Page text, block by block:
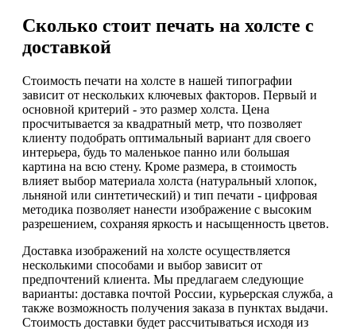
Сколько стоит печать на холсте с
доставкой
Стоимость печати на холсте в нашей типографии
зависит от нескольких ключевых факторов. Первый и
основной критерий - это размер холста. Цена
просчитывается за квадратный метр, что позволяет
клиенту подобрать оптимальный вариант для своего
интерьера, будь то маленькое панно или большая
картина на всю стену. Кроме размера, в стоимость
влияет выбор материала холста (натуральный хлопок,
льняной или синтетический) и тип печати - цифровая
методика позволяет нанести изображение с высоким
разрешением, сохраняя яркость и насыщенность цветов.
Доставка изображений на холсте осуществляется
несколькими способами и выбор зависит от
предпочтений клиента. Мы предлагаем следующие
варианты: доставка почтой России, курьерская служба, а
также возможность получения заказа в пунктах выдачи.
Стоимость доставки будет рассчитываться исходя из